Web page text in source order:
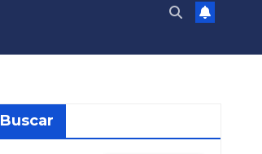
Buscar